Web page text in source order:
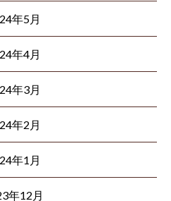
年5月
年4月
年3月
年2月
年1月
年12月